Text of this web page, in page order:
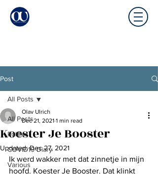
Post
All Posts
Politics
COVID19 Diary
Various
All Posts
Koester Je Booster
Olav Ulrich
Dec 21, 2021 1 min read
Updated:Dec 27, 2021
Ik werd wakker met dat zinnetje in mijn
hoofd. Koester Je Booster. Dat klinkt